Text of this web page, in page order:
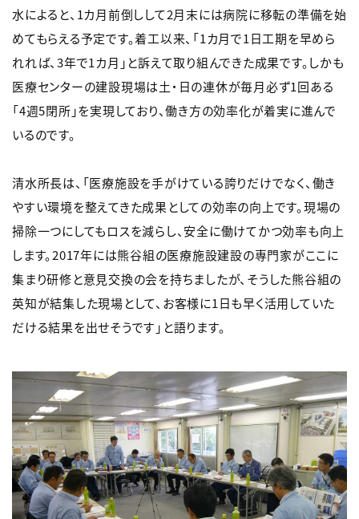
水によると、1カ月前倒しして2月末には病院に移転の準備を始
めてもらえる予定です。着工以来、「1カ月で1日工期を早めら
れれば、3年で1カ月」と訴えて取り組んできた成果です。しかも
医療センターの建設現場は土・日の連休が毎月必ず1回ある
「4週5閉所」を実現しており、働き方の効率化が着実に進んで
いるのです。
清水所長は、「医療施設を手がけている誇りだけでなく、働き
やすい環境を整えてきた成果としての効率の向上です。現場の
掃除一つにしてもロスを減らし、安全に働けてかつ効率も向上
します。2017年には熊谷組の医療施設建設の専門家がここに
集まり研修と意見交換の会を持ちましたが、そうした熊谷組の
英知が結集した現場として、お客様に1日も早く活用していた
だける結果を出せそうです」と語ります。